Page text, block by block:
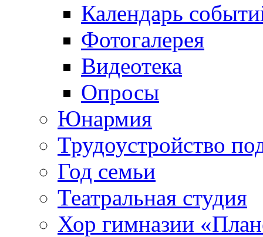
Календарь
Фотогалерея
Видеотека
Опросы
Юнармия
Трудоустройство
Год семьи
Театральная студия
Хор гимназии